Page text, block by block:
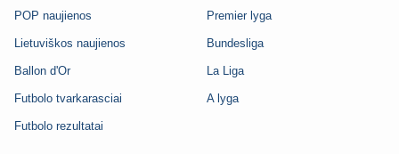
POP naujienos
Lietuviškos naujienos
Ballon d'Or
Futbolo tvarkarasciai
Futbolo rezultatai
Premier lyga
Bundesliga
La Liga
A lyga